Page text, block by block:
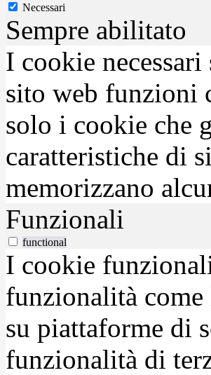
Necessari
Sempre abilitato
I cookie
sito web funzioni
solo i cookie che
caratteristiche di
memorizzano
Funzionali
functional
I cookie
funzionalità
su piattaforme di
funzionalità di